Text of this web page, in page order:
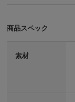
商品スペック
素材